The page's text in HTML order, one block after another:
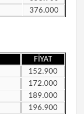
376.000
FİYAT
152.900
172.000
189.000
196.900